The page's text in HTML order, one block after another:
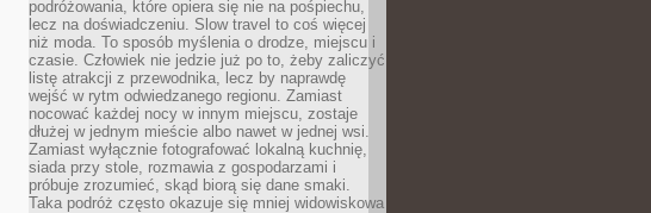
podróżowania, które opiera się nie na pośpiechu,
lecz na doświadczeniu. Slow travel to coś więcej
niż moda. To sposób myślenia o drodze, miejscu i
czasie. Człowiek nie jedzie już po to, żeby zaliczyć
listę atrakcji z przewodnika, lecz by naprawdę
wejść w rytm odwiedzanego regionu. Zamiast
nocować każdej nocy w innym miejscu, zostaje
dłużej w jednym mieście albo nawet w jednej wsi.
Zamiast wyłącznie fotografować lokalną kuchnię,
siada przy stole, rozmawia z gospodarzami i
próbuje zrozumieć, skąd biorą się dane smaki.
Taka podróż często okazuje się mniej widowiskowa